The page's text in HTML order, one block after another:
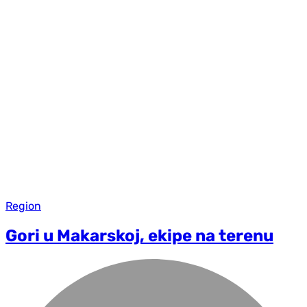
Region
Gori u Makarskoj, ekipe na terenu